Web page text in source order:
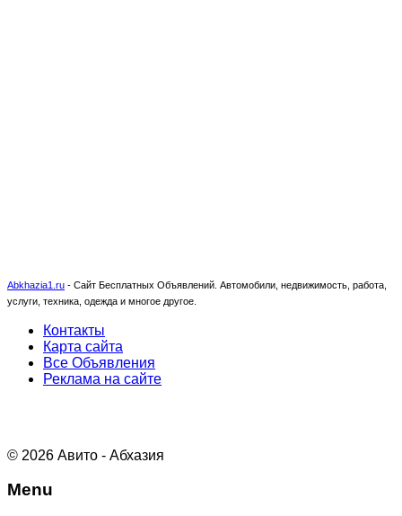
Abkhazia1.ru - Сайт Бесплатных Объявлений. Автомобили, недвижимость, работа,
услуги, техника, одежда и многое другое.
Контакты
Карта сайта
Все Объявления
Реклама на сайте
© 2026 Авито - Абхазия
Menu